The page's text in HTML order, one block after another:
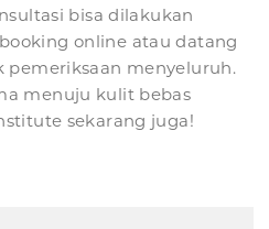
bisa dilakukan
online atau datang
menyeluruh.
menuju kulit bebas
sekarang juga!